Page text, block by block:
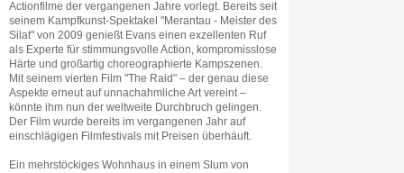
Actionfilme der vergangenen Jahre vorlegt. Bereits seit
seinem Kampfkunst-Spektakel "Merantau - Meister des
Silat" von 2009 genießt Evans einen exzellenten Ruf
als Experte für stimmungsvolle Action, kompromisslose
Härte und großartig choreographierte Kampszenen.
Mit seinem vierten Film "The Raid" – der genau diese
Aspekte erneut auf unnachahmliche Art vereint –
könnte ihm nun der weltweite Durchbruch gelingen.
Der Film wurde bereits im vergangenen Jahr auf
einschlägigen Filmfestivals mit Preisen überhäuft.
Ein mehrstöckiges Wohnhaus in einem Slum von